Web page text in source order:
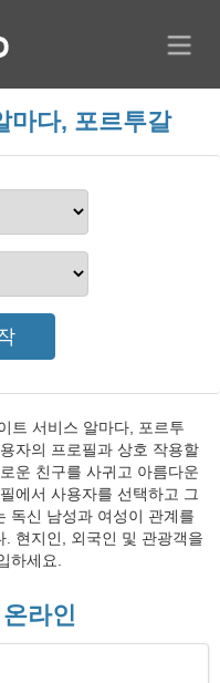
마다, 포르투갈
트 서비스 알마다, 포르투
자의 프로필과 상호 작용할
운 친구를 사귀고 아름다운
에서 사용자를 선택하고 그
독신 남성과 여성이 관계를
현지인, 외국인 및 관광객을
하세요.
라인